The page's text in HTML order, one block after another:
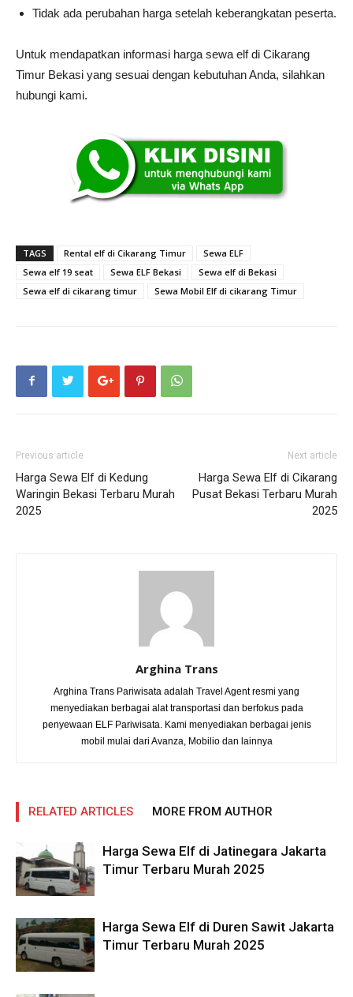
Tidak ada perubahan harga setelah keberangkatan peserta.
Untuk mendapatkan informasi harga sewa elf di Cikarang
Timur Bekasi yang sesuai dengan kebutuhan Anda, silahkan
hubungi kami.
TAGS Rental elf di Cikarang Timur
Sewa ELF
Sewa elf 19 seat
Sewa ELF Bekasi
Sewa elf di Bekasi
Sewa elf di cikarang timur
Sewa Mobil Elf di cikarang Timur
Previous article
Harga Sewa Elf di Kedung
Waringin Bekasi Terbaru Murah
2025
Next article
Harga Sewa Elf di Cikarang
Pusat Bekasi Terbaru Murah
2025
Arghina Trans
Arghina Trans Pariwisata adalah Travel Agent resmi yang
menyediakan berbagai alat transportasi dan berfokus pada
penyewaan ELF Pariwisata. Kami menyediakan berbagai jenis
mobil mulai dari Avanza, Mobilio dan lainnya
RELATED ARTICLES MORE FROM AUTHOR
Harga Sewa Elf di Jatinegara Jakarta
Timur Terbaru Murah 2025
Harga Sewa Elf di Duren Sawit Jakarta
Timur Terbaru Murah 2025